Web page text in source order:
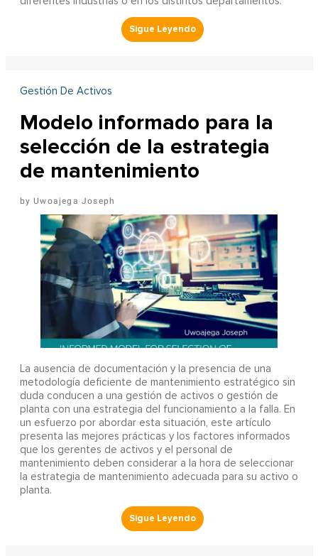
Gestión De Activos
Modelo informado para la
selección de la estrategia
de mantenimiento
Uwoajega Joseph
La ausencia de documentación y la presencia de una
metodología deficiente de mantenimiento estratégico sin
duda conducen a una gestión de activos o gestión de
planta con una estrategia del funcionamiento a la falla. En
un esfuerzo por abordar esta situación, este artículo
presenta las mejores prácticas y los factores informados
que los gerentes de activos y el personal de
mantenimiento deben considerar a la hora de seleccionar
la estrategia de mantenimiento adecuada para su activo o
planta.